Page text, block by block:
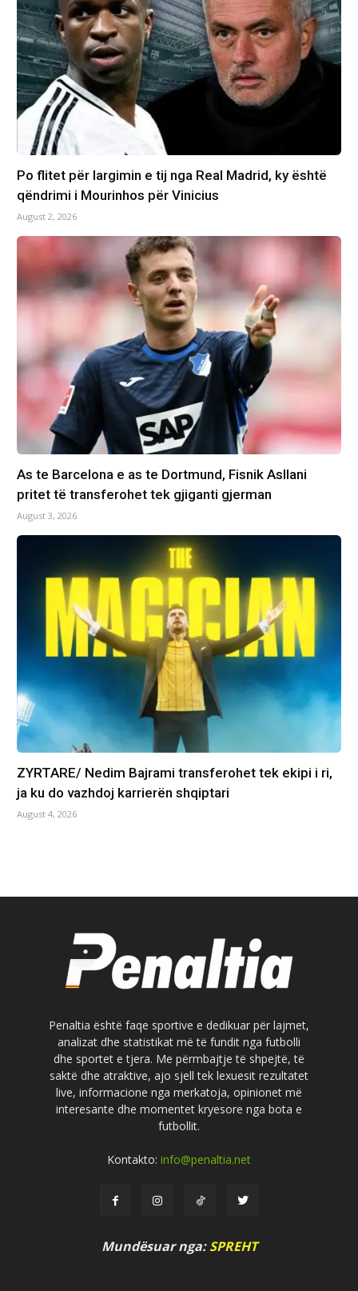
Po flitet për largimin e tij nga Real Madrid, ky është
qëndrimi i Mourinhos për Vinicius
August 2, 2026
As te Barcelona e as te Dortmund, Fisnik Asllani
pritet të transferohet tek gjiganti gjerman
August 3, 2026
ZYRTARE/ Nedim Bajrami transferohet tek ekipi i ri,
ja ku do vazhdoj karrierën shqiptari
August 4, 2026
Penaltia është faqe sportive e dedikuar për lajmet,
analizat dhe statistikat më të fundit nga futbolli
dhe sportet e tjera. Me përmbajtje të shpejtë, të
saktë dhe atraktive, ajo sjell tek lexuesit rezultatet
live, informacione nga merkatoja, opinionet më
interesante dhe momentet kryesore nga bota e
futbollit.
Kontakto: info@penaltia.net
Mundësuar nga:SPREHT